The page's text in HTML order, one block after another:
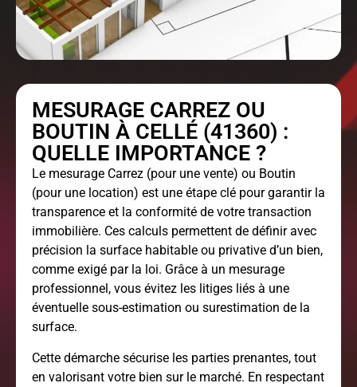
MESURAGE CARREZ OU
BOUTIN À CELLÉ (41360) :
QUELLE IMPORTANCE ?
Le mesurage Carrez (pour une vente) ou Boutin
(pour une location) est une étape clé pour garantir la
transparence et la conformité de votre transaction
immobilière. Ces calculs permettent de définir avec
précision la surface habitable ou privative d’un bien,
comme exigé par la loi. Grâce à un mesurage
professionnel, vous évitez les litiges liés à une
éventuelle sous-estimation ou surestimation de la
surface.
Cette démarche sécurise les parties prenantes, tout
en valorisant votre bien sur le marché. En respectant